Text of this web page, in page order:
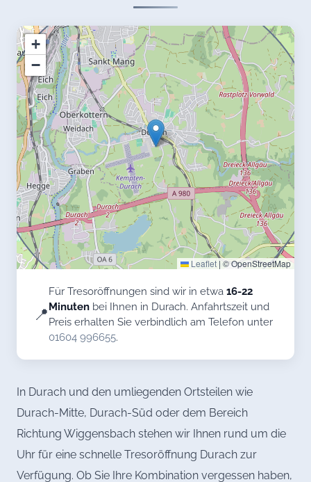
+
−
Leaflet | © OpenStreetMap
📍
Für Tresoröffnungen sind wir in etwa 16-22
Minuten bei Ihnen in Durach. Anfahrtszeit und
Preis erhalten Sie verbindlich am Telefon unter
01604 996655.
In Durach und den umliegenden Ortsteilen wie
Durach-Mitte, Durach-Süd oder dem Bereich
Richtung Wiggensbach stehen wir Ihnen rund um die
Uhr für eine schnelle Tresoröffnung Durach zur
Verfügung. Ob Sie Ihre Kombination vergessen haben,